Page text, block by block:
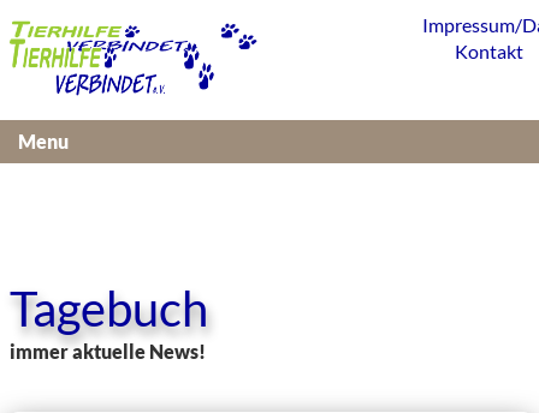
Tagebuch
immer aktuelle News!
Impressum/
Kontakt
Menu